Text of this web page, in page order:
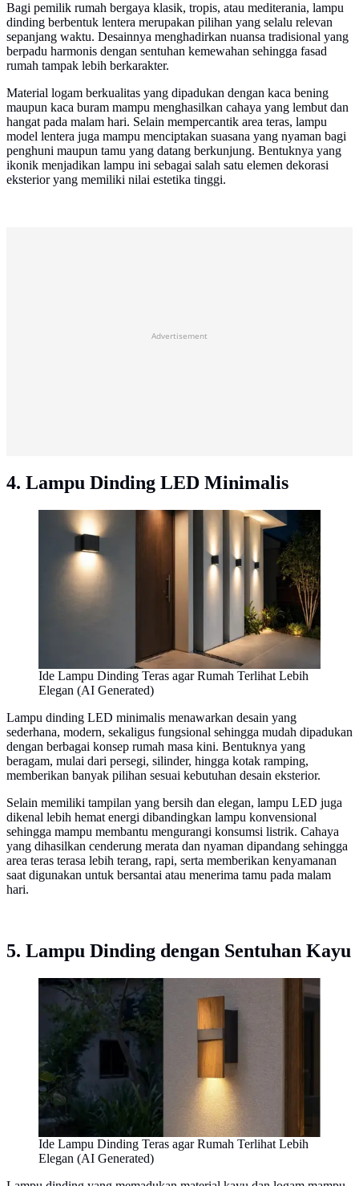
Bagi pemilik rumah bergaya klasik, tropis, atau mediterania, lampu
dinding berbentuk lentera merupakan pilihan yang selalu relevan
sepanjang waktu. Desainnya menghadirkan nuansa tradisional yang
berpadu harmonis dengan sentuhan kemewahan sehingga fasad
rumah tampak lebih berkarakter.
Material logam berkualitas yang dipadukan dengan kaca bening
maupun kaca buram mampu menghasilkan cahaya yang lembut dan
hangat pada malam hari. Selain mempercantik area teras, lampu
model lentera juga mampu menciptakan suasana yang nyaman bagi
penghuni maupun tamu yang datang berkunjung. Bentuknya yang
ikonik menjadikan lampu ini sebagai salah satu elemen dekorasi
eksterior yang memiliki nilai estetika tinggi.
Advertisement
4. Lampu Dinding LED Minimalis
Ide Lampu Dinding Teras agar Rumah Terlihat Lebih
Elegan (AI Generated)
Lampu dinding LED minimalis menawarkan desain yang
sederhana, modern, sekaligus fungsional sehingga mudah dipadukan
dengan berbagai konsep rumah masa kini. Bentuknya yang
beragam, mulai dari persegi, silinder, hingga kotak ramping,
memberikan banyak pilihan sesuai kebutuhan desain eksterior.
Selain memiliki tampilan yang bersih dan elegan, lampu LED juga
dikenal lebih hemat energi dibandingkan lampu konvensional
sehingga mampu membantu mengurangi konsumsi listrik. Cahaya
yang dihasilkan cenderung merata dan nyaman dipandang sehingga
area teras terasa lebih terang, rapi, serta memberikan kenyamanan
saat digunakan untuk bersantai atau menerima tamu pada malam
hari.
5. Lampu Dinding dengan Sentuhan Kayu
Ide Lampu Dinding Teras agar Rumah Terlihat Lebih
Elegan (AI Generated)